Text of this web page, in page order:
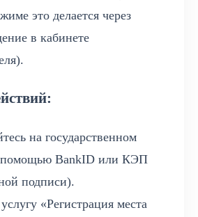
это делается через
в кабинете
на государственном
помощью BankID или КЭП
подписи).
«Регистрация места